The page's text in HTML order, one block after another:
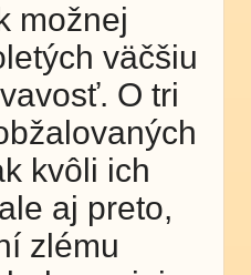
možnej
väčšiu
O tri
kvôli ich
aj preto,
zlému